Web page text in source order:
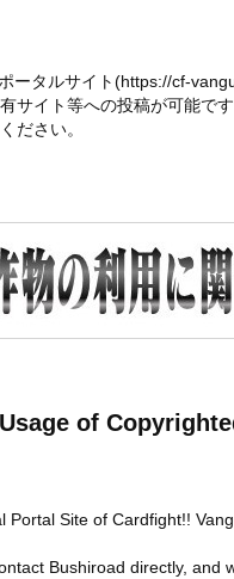
ータルサイト(https://cf-
サイト等への投稿が可能です
ださい。
of
Portal Site of Cardfight!!
Bushiroad directly,